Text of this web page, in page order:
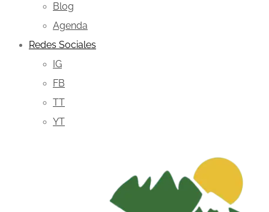
Blog
Agenda
Redes Sociales
IG
FB
TT
YT